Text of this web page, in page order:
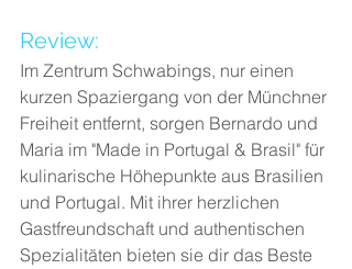
Review:
Im Zentrum Schwabings, nur einen
kurzen Spaziergang von der Münchner
Freiheit entfernt, sorgen Bernardo und
Maria im "Made in Portugal & Brasil" für
kulinarische Höhepunkte aus Brasilien
und Portugal. Mit ihrer herzlichen
Gastfreundschaft und authentischen
Spezialitäten bieten sie dir das Beste